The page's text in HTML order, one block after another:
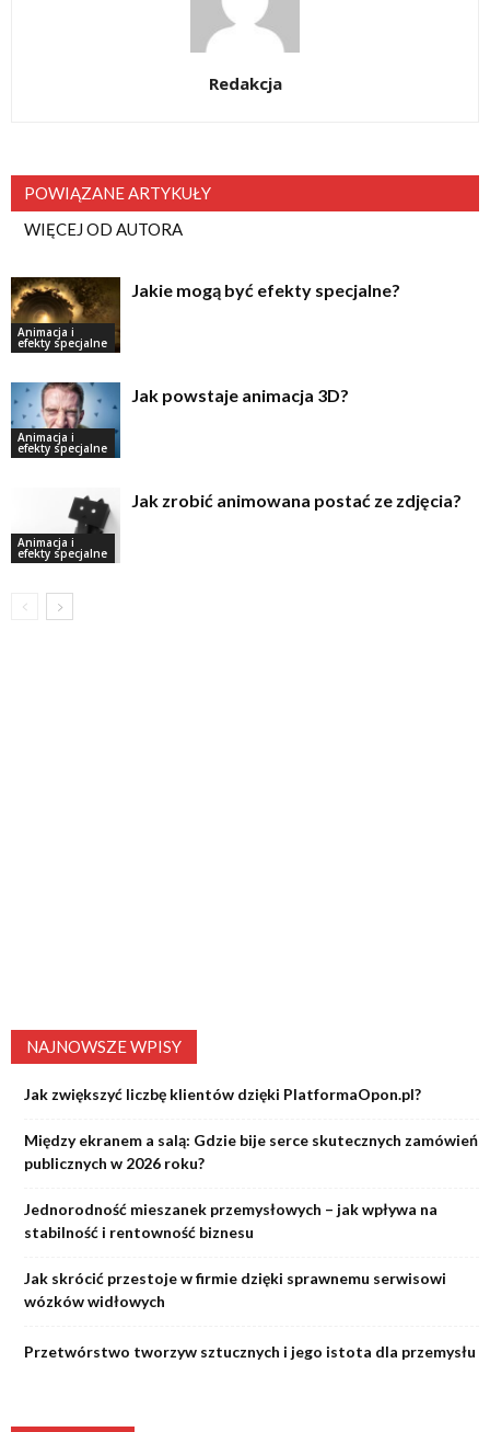
Redakcja
POWIĄZANE ARTYKUŁY
WIĘCEJ OD AUTORA
Animacja i
efekty specjalne
Jakie mogą być efekty specjalne?
Animacja i
efekty specjalne
Jak powstaje animacja 3D?
Animacja i
efekty specjalne
Jak zrobić animowana postać ze zdjęcia?
NAJNOWSZE WPISY
Jak zwiększyć liczbę klientów dzięki PlatformaOpon.pl?
Między ekranem a salą: Gdzie bije serce skutecznych zamówień
publicznych w 2026 roku?
Jednorodność mieszanek przemysłowych – jak wpływa na
stabilność i rentowność biznesu
Jak skrócić przestoje w firmie dzięki sprawnemu serwisowi
wózków widłowych
Przetwórstwo tworzyw sztucznych i jego istota dla przemysłu